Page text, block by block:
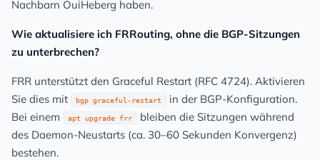
Nachbarn OuiHeberg haben.
Wie aktualisiere ich FRRouting, ohne die BGP-Sitzungen
zu unterbrechen?
FRR unterstützt den Graceful Restart (RFC 4724). Aktivieren
Sie dies mit
bgp graceful-restart
in der BGP-Konfiguration.
Bei einem
apt upgrade frr
bleiben die Sitzungen während
des Daemon-Neustarts (ca. 30–60 Sekunden Konvergenz)
bestehen.